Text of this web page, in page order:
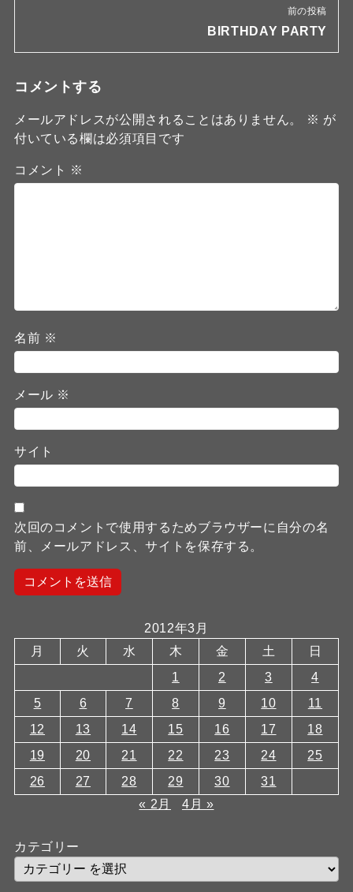
前の投稿
BIRTHDAY PARTY
コメントする
メールアドレスが公開されることはありません。 ※ が
付いている欄は必須項目です
コメント ※
名前 ※
メール ※
サイト
次回のコメントで使用するためブラウザーに自分の名
前、メールアドレス、サイトを保存する。
2012年3月
月
火 水 木 金 土
日
1
2 3
4
5
6 7 8 9 10
11
12
13 14 15 16 17
18
19
20 21 22 23 24
25
26
27 28 29 30
31
« 2月
4月 »
カテゴリー